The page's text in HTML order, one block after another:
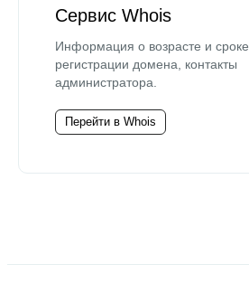
Сервис Whois
Информация о возрасте и сроке
регистрации домена, контакты
администратора.
Перейти в Whois